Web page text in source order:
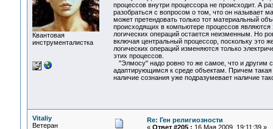
Квантовая
инструменталистка
процессов внутри процессора не происходит. А
разобраться с вопросом о том, что он называет
может претендовать только тот материальный
происходящих в компьютере процессов являются
логических операций остается неизменным. Но
включая центральный процессор, поскольку это
логических операций изменяются только
этих процессов.
"Элмосу" надо ровно то же самое, что и другим
адаптирующимся к среде объектам. Причем
наличие сознания уже подразумевает наличие
Vitaliy
Ветеран
Re: Ген религиозности
« Ответ #205 : 16 Мая 2009, 19:11:39 »